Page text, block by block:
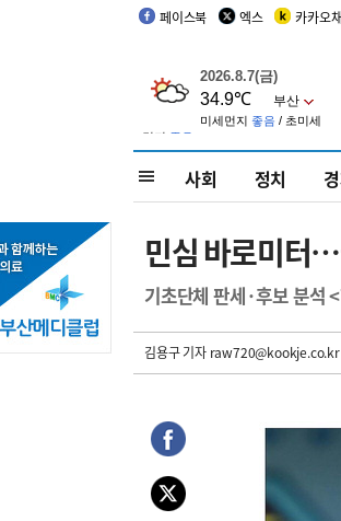
페이스북 엑스 카카오
사회 정치
민심 바로미터
기초단체 판세·후보 분석
김용구 기자raw720@kookje.co.kr